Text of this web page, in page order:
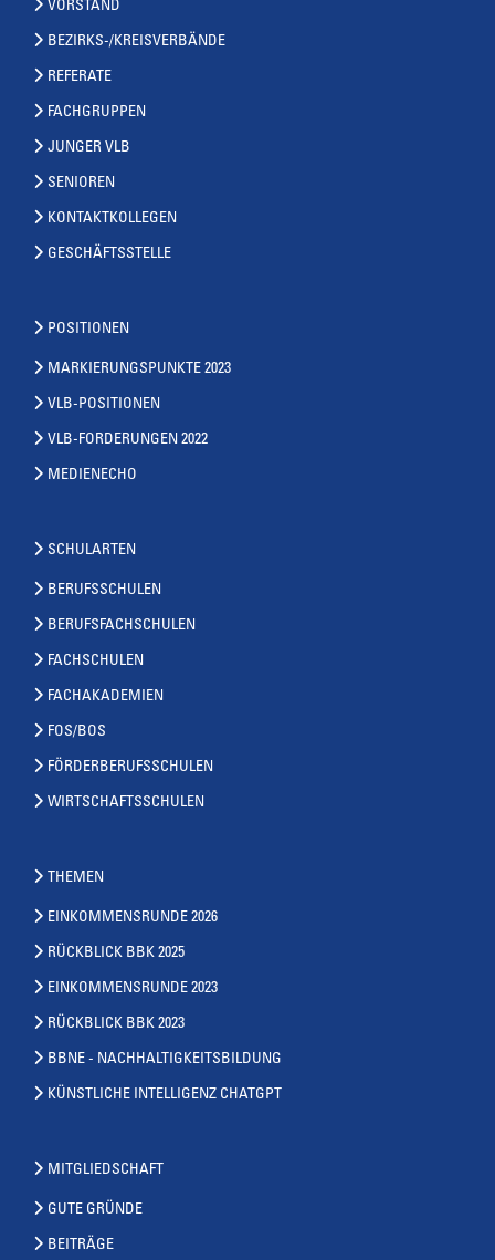
VORSTAND
BEZIRKS-/KREISVERBÄNDE
REFERATE
FACHGRUPPEN
JUNGER VLB
SENIOREN
KONTAKTKOLLEGEN
GESCHÄFTSSTELLE
POSITIONEN
MARKIERUNGSPUNKTE 2023
VLB-POSITIONEN
VLB-FORDERUNGEN 2022
MEDIENECHO
SCHULARTEN
BERUFSSCHULEN
BERUFSFACHSCHULEN
FACHSCHULEN
FACHAKADEMIEN
FOS/BOS
FÖRDERBERUFSSCHULEN
WIRTSCHAFTSSCHULEN
THEMEN
EINKOMMENSRUNDE 2026
RÜCKBLICK BBK 2025
EINKOMMENSRUNDE 2023
RÜCKBLICK BBK 2023
BBNE - NACHHALTIGKEITSBILDUNG
KÜNSTLICHE INTELLIGENZ CHATGPT
MITGLIEDSCHAFT
GUTE GRÜNDE
BEITRÄGE